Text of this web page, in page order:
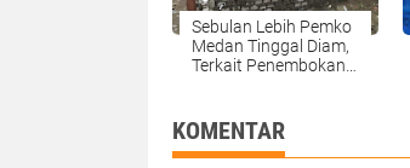
Sebulan Lebih Pemko
Medan Tinggal Diam,
Terkait Penembokan
KOMENTAR